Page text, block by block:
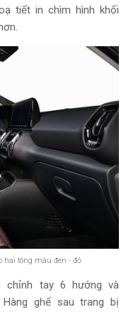
tiết in chìm hình khối
hai tông màu đen - đỏ
tay 6 hướng và
ghế sau trang bị